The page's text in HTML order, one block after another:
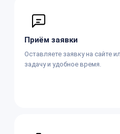
Приём заявки
Оставляете заявку на сайте
задачу и удобное время.